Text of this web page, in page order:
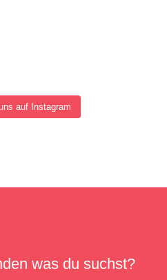
auf Instagram
was du suchst?